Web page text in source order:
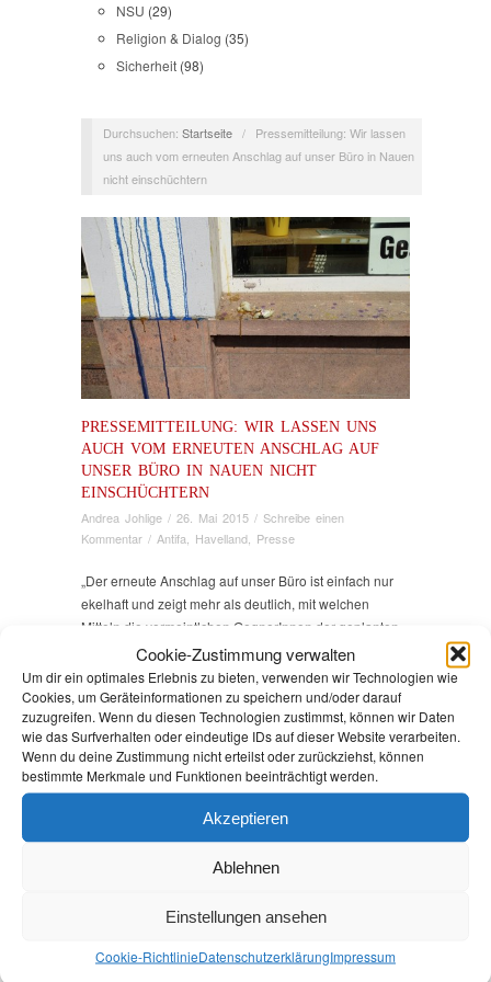
Cookie-Zustimmung verwalten
Um dir ein optimales Erlebnis zu bieten, verwenden wir Technologien wie
Cookies, um Geräteinformationen zu speichern und/oder darauf
zuzugreifen. Wenn du diesen Technologien zustimmst, können wir Daten
wie das Surfverhalten oder eindeutige IDs auf dieser Website verarbeiten.
Wenn du deine Zustimmung nicht erteilst oder zurückziehst, können
bestimmte Merkmale und Funktionen beeinträchtigt werden.
Akzeptieren
Ablehnen
Einstellungen ansehen
Cookie-RichtlinieDatenschutz­erklärungImpressum
NSU (29)
Religion & Dialog (35)
Sicherheit (98)
Durchsuchen: Startseite /
Pressemitteilung: Wir lassen
uns auch vom erneuten Anschlag auf unser Büro in Nauen
nicht einschüchtern
PRESSEMITTEILUNG: WIR LASSEN UNS
AUCH VOM ERNEUTEN ANSCHLAG AUF
UNSER BÜRO IN NAUEN NICHT
EINSCHÜCHTERN
Andrea Johlige / 26. Mai 2015 / Schreibe einen
Kommentar / Antifa Havelland Presse
„Der erneute Anschlag auf unser Büro ist einfach nur
ekelhaft und zeigt mehr als deutlich, mit welchen
Mitteln die vermeintlchen GegnerInnen der geplanten
Flüchtlingsunterkunft am Waldemardamm in Nauen
agieren“, erklären Susanne Schwanke-Lück,
Kreisvorsitzende der LINKEN im Havelland, und
Andrea Johlige, Fraktionsvorsitzende der Fraktion DIE
LINKE im Kreistag Havelland und LINKEN-
Abgeordnete im Brandenburger Landtag.
Am Montag Vormittag ist unsere Geschäftsstelle in
Nauen, in der sich auch die Wahlkreisbüros des
Landtagsabgeordneten Andrea Johlige befinden, zum
worden. Nachdem Ende März die Scheiben der Büros
mit 29 Hammerschlägen traktiert wurden und kurze Zeit
später unser Fahrradständer zerstört wurde, kam es